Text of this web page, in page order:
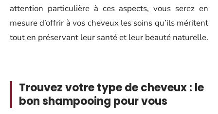
attention particulière à ces aspects, vous serez en
mesure d’offrir à vos cheveux les soins qu’ils méritent
tout en préservant leur santé et leur beauté naturelle.
Trouvez votre type de cheveux : le
bon shampooing pour vous